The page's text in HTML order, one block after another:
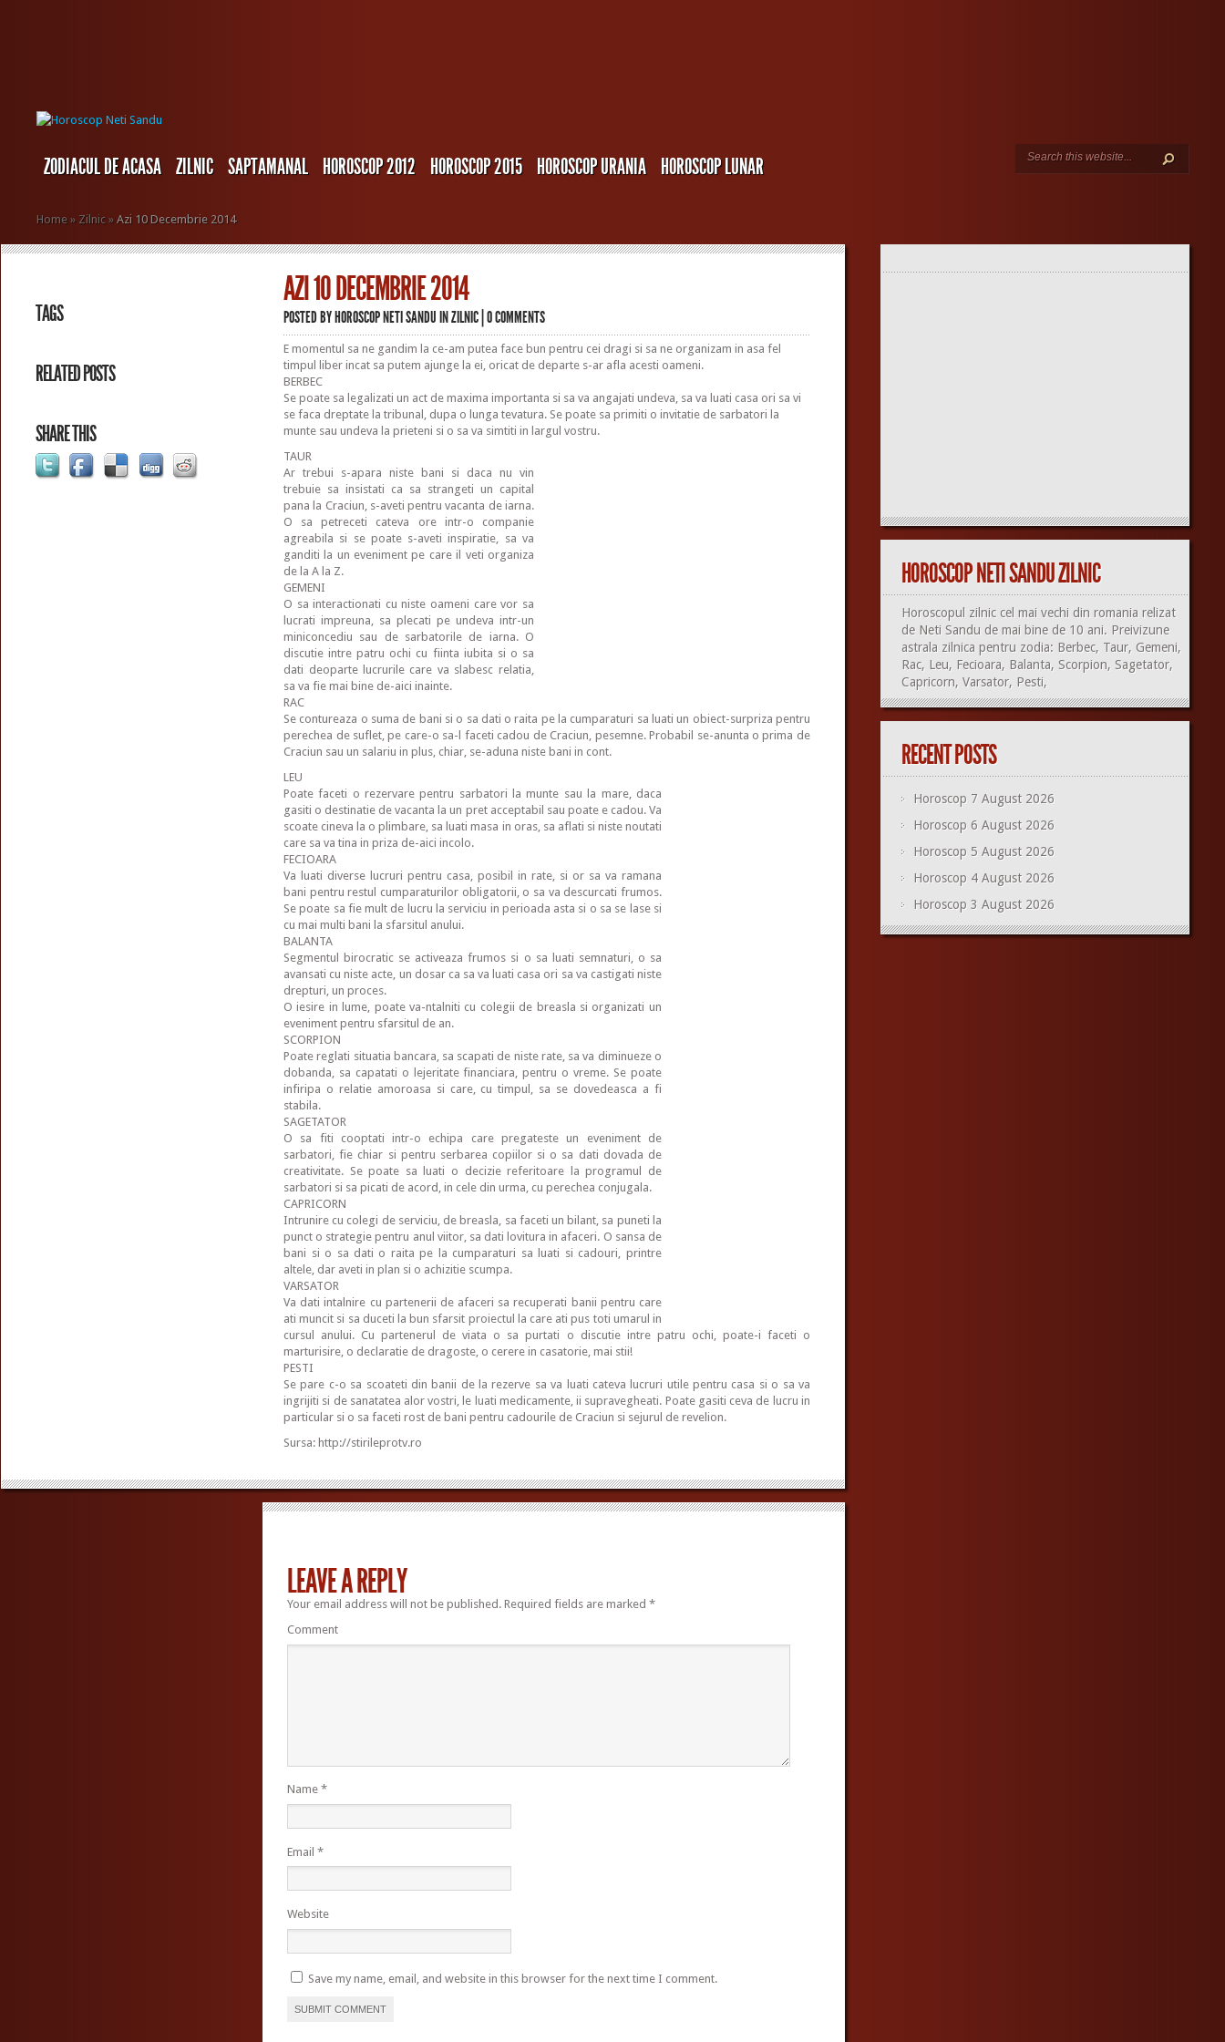
ZODIACUL DE ACASA ZILNIC SAPTAMANAL HOROSCOP 2012 HOROSCOP 2015 HOROSCOP URANIA HOROSCOP LUNAR
Home » Zilnic » Azi 10 Decembrie 2014
TAGS
RELATED POSTS
SHARE THIS
AZI 10 DECEMBRIE 2014
POSTED BYHOROSCOP NETI SANDUINZILNIC |0 COMMENTS
E momentul sa ne gandim la ce-am putea face bun pentru cei dragi si sa ne organizam in asa fel
timpul liber incat sa putem ajunge la ei, oricat de departe s-ar afla acesti oameni.
BERBEC
Se poate sa legalizati un act de maxima importanta si sa va angajati undeva, sa va luati casa ori sa vi
se faca dreptate la tribunal, dupa o lunga tevatura. Se poate sa primiti o invitatie de sarbatori la
munte sau undeva la prieteni si o sa va simtiti in largul vostru.
TAUR
Ar trebui s-apara niste bani si daca nu vin
trebuie sa insistati ca sa strangeti un capital
pana la Craciun, s-aveti pentru vacanta de iarna.
O sa petreceti cateva ore intr-o companie
agreabila si se poate s-aveti inspiratie, sa va
ganditi la un eveniment pe care il veti organiza
de la A la Z.
GEMENI
O sa interactionati cu niste oameni care vor sa
lucrati impreuna, sa plecati pe undeva intr-un
miniconcediu sau de sarbatorile de iarna. O
discutie intre patru ochi cu fiinta iubita si o sa
dati deoparte lucrurile care va slabesc relatia,
sa va fie mai bine de-aici inainte.
RAC
Se contureaza o suma de bani si o sa dati o raita pe la cumparaturi sa luati un obiect-surpriza pentru
perechea de suflet, pe care-o sa-l faceti cadou de Craciun, pesemne. Probabil se-anunta o prima de
Craciun sau un salariu in plus, chiar, se-aduna niste bani in cont.
LEU
Poate faceti o rezervare pentru sarbatori la munte sau la mare, daca
gasiti o destinatie de vacanta la un pret acceptabil sau poate e cadou. Va
scoate cineva la o plimbare, sa luati masa in oras, sa aflati si niste noutati
care sa va tina in priza de-aici incolo.
FECIOARA
Va luati diverse lucruri pentru casa, posibil in rate, si or sa va ramana
bani pentru restul cumparaturilor obligatorii, o sa va descurcati frumos.
Se poate sa fie mult de lucru la serviciu in perioada asta si o sa se lase si
cu mai multi bani la sfarsitul anului.
BALANTA
Segmentul birocratic se activeaza frumos si o sa luati semnaturi, o sa
avansati cu niste acte, un dosar ca sa va luati casa ori sa va castigati niste
drepturi, un proces.
O iesire in lume, poate va-ntalniti cu colegii de breasla si organizati un
eveniment pentru sfarsitul de an.
SCORPION
Poate reglati situatia bancara, sa scapati de niste rate, sa va diminueze o
dobanda, sa capatati o lejeritate financiara, pentru o vreme. Se poate
infiripa o relatie amoroasa si care, cu timpul, sa se dovedeasca a fi
stabila.
SAGETATOR
O sa fiti cooptati intr-o echipa care pregateste un eveniment de
sarbatori, fie chiar si pentru serbarea copiilor si o sa dati dovada de
creativitate. Se poate sa luati o decizie referitoare la programul de
sarbatori si sa picati de acord, in cele din urma, cu perechea conjugala.
CAPRICORN
Intrunire cu colegi de serviciu, de breasla, sa faceti un bilant, sa puneti la
punct o strategie pentru anul viitor, sa dati lovitura in afaceri. O sansa de
bani si o sa dati o raita pe la cumparaturi sa luati si cadouri, printre
altele, dar aveti in plan si o achizitie scumpa.
VARSATOR
Va dati intalnire cu partenerii de afaceri sa recuperati banii pentru care
ati muncit si sa duceti la bun sfarsit proiectul la care ati pus toti umarul in
cursul anului. Cu partenerul de viata o sa purtati o discutie intre patru ochi, poate-i faceti o
marturisire, o declaratie de dragoste, o cerere in casatorie, mai stii!
PESTI
Se pare c-o sa scoateti din banii de la rezerve sa va luati cateva lucruri utile pentru casa si o sa va
ingrijiti si de sanatatea alor vostri, le luati medicamente, ii supravegheati. Poate gasiti ceva de lucru in
particular si o sa faceti rost de bani pentru cadourile de Craciun si sejurul de revelion.
Sursa: http://stirileprotv.ro
LEAVE A REPLY
Your email address will not be published.Required fields are marked *
Comment
Name *
Email *
Website
Save my name, email, and website in this browser for the next time I comment.
HOROSCOP NETI SANDU ZILNIC
Horoscopul zilnic cel mai vechi din romania relizat
de Neti Sandu de mai bine de 10 ani. Preivizune
astrala zilnica pentru zodia: Berbec, Taur, Gemeni,
Rac, Leu, Fecioara, Balanta, Scorpion, Sagetator,
Capricorn, Varsator, Pesti,
RECENT POSTS
Horoscop 7 August 2026
Horoscop 6 August 2026
Horoscop 5 August 2026
Horoscop 4 August 2026
Horoscop 3 August 2026